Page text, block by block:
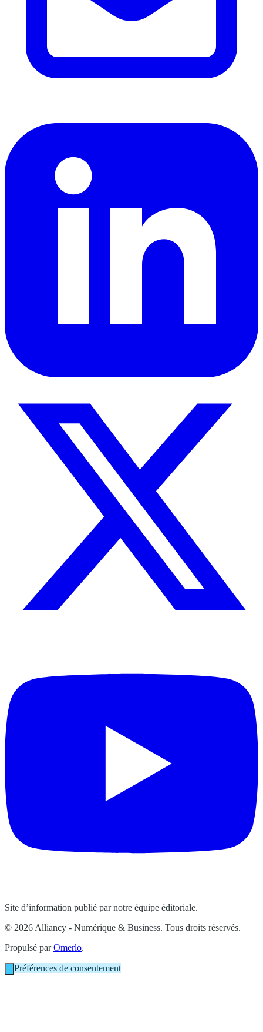
Site d’information publié par notre équipe éditoriale.
© 2026 Alliancy - Numérique & Business. Tous droits réservés.
Propulsé parOmerlo.
Préférences de consentement